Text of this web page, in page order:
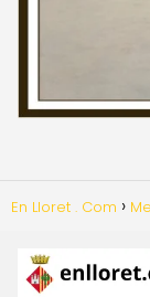
En Lloret . Com